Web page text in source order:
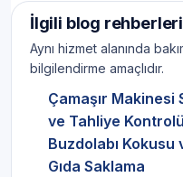
İlgili blog rehberleri
Aynı hizmet alanında
bilgilendirme amaçlıdır.
Çamaşır Makinesi
ve Tahliye Kontrolü
Buzdolabı Kokusu
Gıda Saklama